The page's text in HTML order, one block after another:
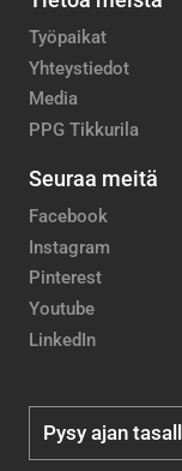
Työpaikat
Yhteystiedot
Media
PPG Tikkurila
Seuraa meitä
Facebook
Instagram
Pinterest
Youtube
LinkedIn
Pysy ajan